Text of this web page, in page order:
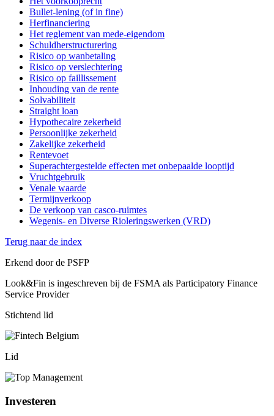
Bullet-lening (of in fine)
Herfinanciering
Het reglement van mede-eigendom
Schuldherstructurering
Risico op wanbetaling
Risico op verslechtering
Risico op faillissement
Inhouding van de rente
Solvabiliteit
Straight loan
Hypothecaire zekerheid
Persoonlijke zekerheid
Zakelijke zekerheid
Rentevoet
Superachtergestelde effecten met onbepaalde looptijd
Vruchtgebruik
Venale waarde
Termijnverkoop
De verkoop van casco-ruimtes
Wegenis- en Diverse Rioleringswerken (VRD)
Terug naar de index
Erkend door de PSFP
Look&Fin is ingeschreven bij de FSMA als Participatory Finance
Service Provider
Stichtend lid
Lid
Investeren